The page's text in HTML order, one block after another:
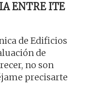
ENTRE ITE
de Edificios
de
no son
precisarte